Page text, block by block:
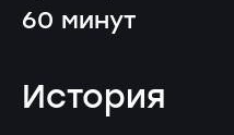
60 минут
История